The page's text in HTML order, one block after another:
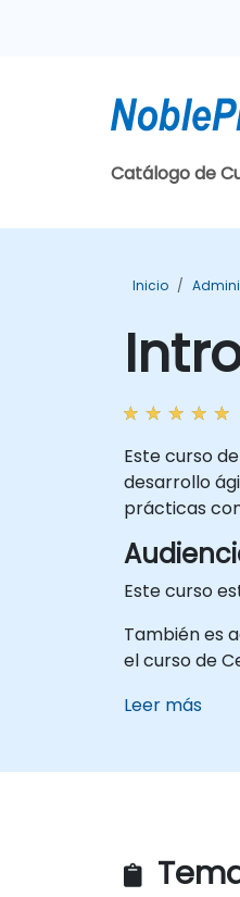
Catálogo de
Inicio
Este curso
desarrollo
prácticas
Este curso
También es
el curso de
Leer más